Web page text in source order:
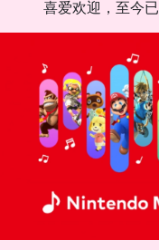
喜爱欢迎，至今